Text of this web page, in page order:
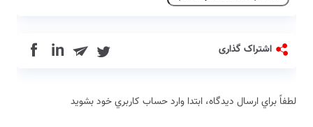
اشتراک گذاری in
لطفاً براي ارسال دیدگاه، ابتدا وارد حساب كاربري خود بشويد